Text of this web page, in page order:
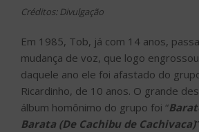
Créditos: Divulgação
Em 1985, Tob, já com 14 anos,
mudança de voz, que logo
daquele ano ele foi afastado do
Ricardinho, de 10 anos. O grande
álbum homônimo do grupo foi “
Barata (De Cachibu de Cachivaca)